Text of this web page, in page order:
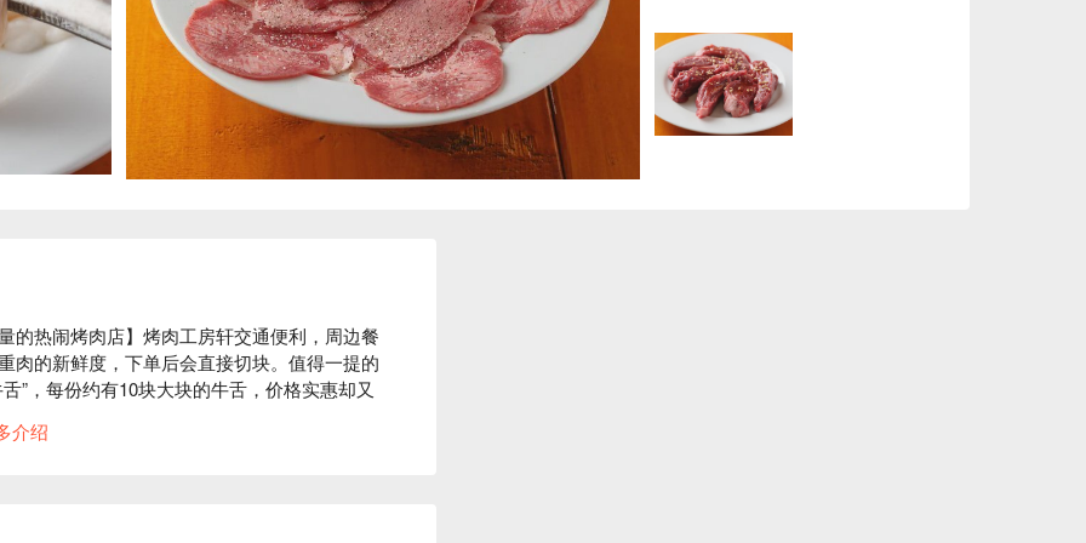
的热闹烤肉店】烤肉工房轩交通便利，周边餐
肉的新鲜度，下单后会直接切块。值得一提的
”，每份约有10块大块的牛舌，价格实惠却又
酒，与烤肉一起享用。婴儿车也可入内，非
介绍